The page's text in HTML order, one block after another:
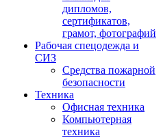
дипломов,
сертификатов,
грамот, фотографий
Рабочая спецодежда и
СИЗ
Средства пожарной
безопасности
Техника
Офисная техника
Компьютерная
техника